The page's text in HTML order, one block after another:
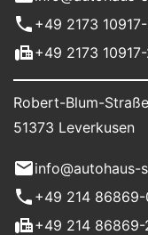
+49 2173
+49 2173
Robert-Blum-
51373 Leverkusen
info@autohaus-
+49 214 86869-
+49 214 86869-